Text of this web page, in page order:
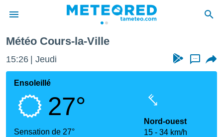
de
Météo Cours-la-Ville
15:26 Jeudi ...
Ensoleillé
27°
Sensation de 27°
Nord-ouest
15
34 km/h